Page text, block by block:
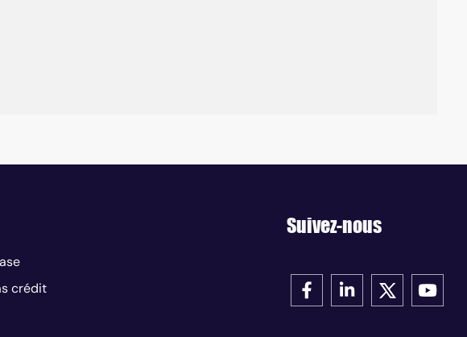
crédit
Suivez-nous